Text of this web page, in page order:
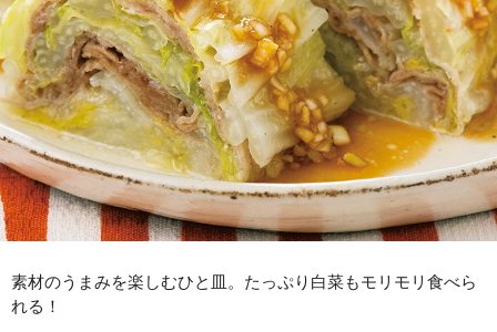
素材のうまみを楽しむひと皿。たっぷり白菜もモリモリ食べら
れる！